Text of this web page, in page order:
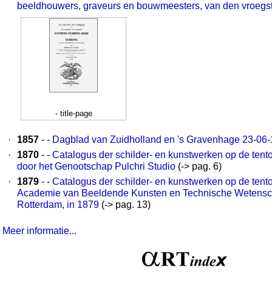
beeldhouwers, graveurs en bouwmeesters, van den
- title-page
· 1857 - - Dagblad van Zuidholland en 's Gravenhage 23-
·
1870 - - Catalogus der schilder- en kunstwerken op de
door het Genootschap Pulchri Studio (-> pag. 6)
·
1879 - - Catalogus der schilder- en kunstwerken op de
Academie van Beeldende Kunsten en Technische
Rotterdam, in 1879 (-> pag. 13)
Meer informatie...